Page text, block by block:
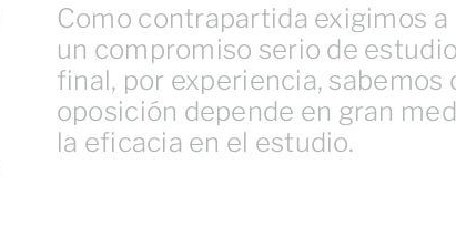
Como contrapartida exigimos
un compromiso serio de
final, por experiencia, sabemos
oposición depende en gran
la eficacia en el estudio.